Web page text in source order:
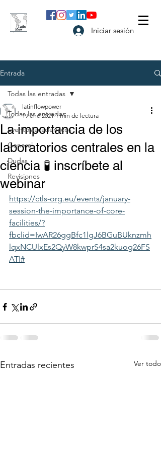
Iniciar sesión
Entrada
Todas las entradas
Eventos académicos
General
Dudas
Revisiones
Todas las entradas
La importancia de los
laboratorios centrales en la
ciencia 🧪 inscríbete al
webinar
latinflowpower
19 ene 2021 1 min de lectura
https://ctls-org.eu/events/january-
session-the-importance-of-core-
facilities/?
fbclid=IwAR26ggBfc1lgJ6BGuBUknzmh
lqxNCUlxEs2QyW8kwprS4sa2kuog26FS
ATI#
Entradas recientes Ver todo